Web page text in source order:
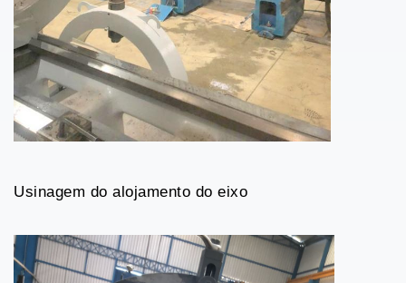
Usinagem do alojamento do eixo